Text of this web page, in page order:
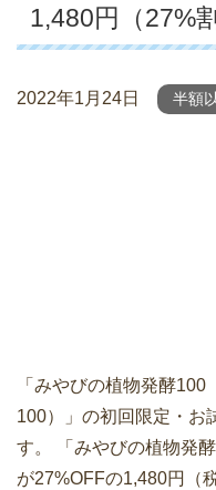
1,480円（27%
2022年1月24日 半額
「みやびの植物発酵
100）」の初回限定・お
す。 「みやびの植物発
が27%OFFの1,480円（